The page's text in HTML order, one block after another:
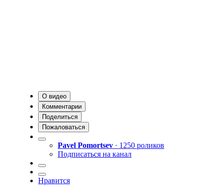
О видео
Комментарии
Поделиться
Пожаловаться
Pavel Pomortsev · 1250 роликов
Подписаться на канал
Нравится